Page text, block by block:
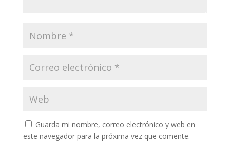
Guarda mi nombre, correo electrónico y web en
este navegador para la próxima vez que comente.